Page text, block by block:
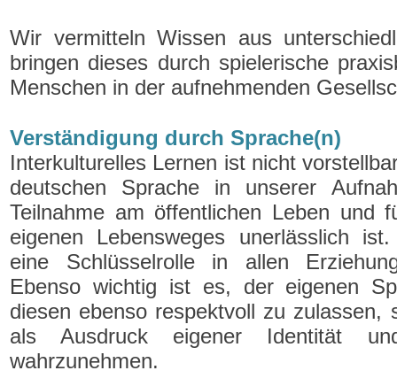
Wir vermitteln Wissen aus
bringen dieses durch spielerische
Menschen in der aufnehmenden
Verständigung durch Sprache(n)
Interkulturelles Lernen ist nicht
deutschen Sprache in unserer
Teilnahme am öffentlichen Leben und
eigenen Lebensweges unerlässlich
eine Schlüsselrolle in allen
Ebenso wichtig ist es, der eigenen
diesen ebenso respektvoll zu
als Ausdruck eigener Identität
wahrzunehmen.